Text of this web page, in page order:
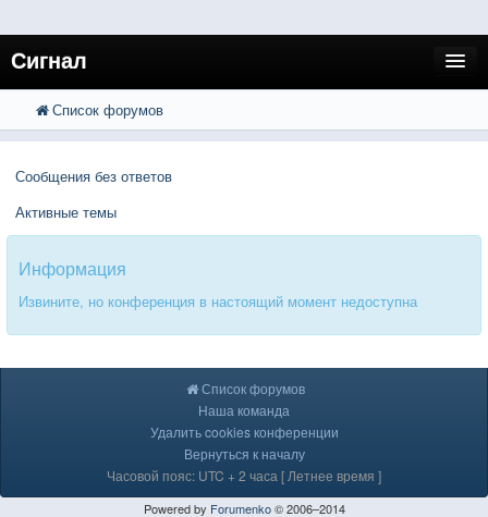
Сигнал
FAQ
Вход
Расширенный поиск
Список форумов
Сообщения без ответов
Активные темы
Информация
Извините, но конференция в настоящий момент недоступна
Список форумов
Наша команда
Удалить cookies конференции
Вернуться к началу
Часовой пояс: UTC + 2 часа [ Летнее время ]
Powered by Forumenko© 2006–2014